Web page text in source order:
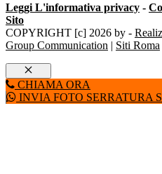
Leggi L'informativa privacy -
Sito
COPYRIGHT [c] 2026 by -
Group Communication | Siti Roma
Chiudi
CHIAMA ORA
INVIA FOTO SERRATURA